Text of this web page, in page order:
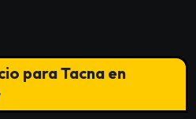
para Tacna en